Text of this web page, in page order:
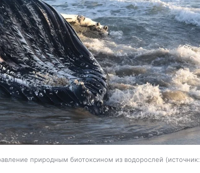
природным биотоксином из водорослей
источник: